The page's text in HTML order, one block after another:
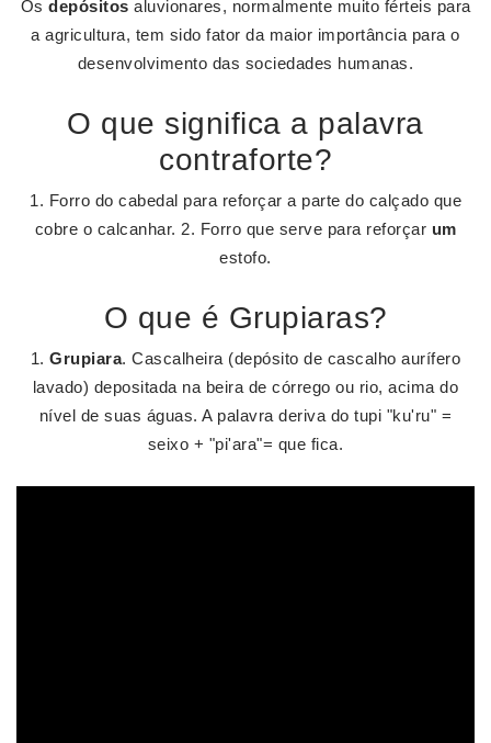
Os depósitos aluvionares, normalmente muito férteis para
a agricultura, tem sido fator da maior importância para o
desenvolvimento das sociedades humanas.
O que significa a palavra
contraforte?
1. Forro do cabedal para reforçar a parte do calçado que
cobre o calcanhar. 2. Forro que serve para reforçar um
estofo.
O que é Grupiaras?
1.Grupiara. Cascalheira (depósito de cascalho aurífero
lavado) depositada na beira de córrego ou rio, acima do
nível de suas águas. A palavra deriva do tupi "ku'ru" =
seixo + "pi'ara"= que fica.